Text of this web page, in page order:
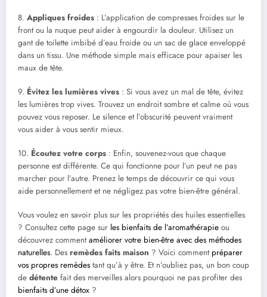
8. Appliques froides : L’application de compresses froides sur le
front ou la nuque peut aider à engourdir la douleur. Utilisez un
gant de toilette imbibé d’eau froide ou un sac de glace enveloppé
dans un tissu. Une méthode simple mais efficace pour apaiser les
maux de tête.
9. Évitez les lumières vives : Si vous avez un mal de tête, évitez
les lumières trop vives. Trouvez un endroit sombre et calme où vous
pouvez vous reposer. Le silence et l’obscurité peuvent vraiment
vous aider à vous sentir mieux.
10. Écoutez votre corps : Enfin, souvenez-vous que chaque
personne est différente. Ce qui fonctionne pour l’un peut ne pas
marcher pour l’autre. Prenez le temps de découvrir ce qui vous
aide personnellement et ne négligez pas votre bien-être général.
Vous voulez en savoir plus sur les propriétés des huiles essentielles
? Consultez cette page sur les bienfaits de l’aromathérapie ou
découvrez commentaméliorer votre bien-être avec des méthodes
naturelles. Des remèdes faits maison ? Voici comment préparer
vos propres remèdes tant qu’à y être. Et n’oubliez pas, un bon coup
de détente fait des merveilles alors pourquoi ne pas profiter des
bienfaits d’une détox ?